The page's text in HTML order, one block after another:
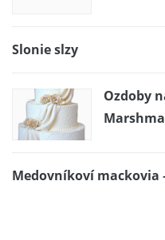
Slonie slzy
Ozdoby
Medovníkoví mackovia